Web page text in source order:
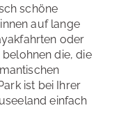
schöne
auf lange
oder
die, die
ist bei Ihrer
einfach
Sachsen-Anhalt,
Park und die
erreichen, fahren
Sie die